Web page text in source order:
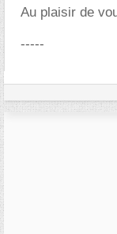
Au plaisir de
-----